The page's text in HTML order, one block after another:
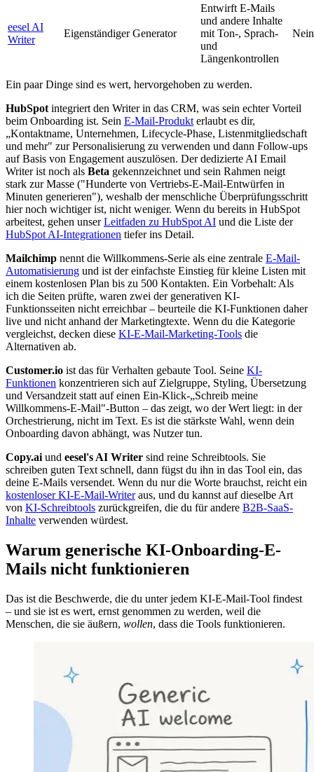
eesel AI
Writer
Eigenständiger Generator
Entwirft E-Mails
und andere Inhalte
mit Ton-, Sprach-
und
Längenkontrollen
Ein paar Dinge sind es wert, hervorgehoben zu werden.
HubSpot integriert den Writer in das CRM, was sein echter Vorteil
beim Onboarding ist. Sein E-Mail-Produkt erlaubt es dir,
„Kontaktname, Unternehmen, Lifecycle-Phase, Listenmitgliedschaft
und mehr" zur Personalisierung zu verwenden und dann Follow-ups
auf Basis von Engagement auszulösen. Der dedizierte AI Email
Writer ist noch als Beta gekennzeichnet und sein Rahmen neigt
stark zur Masse ("Hunderte von Vertriebs-E-Mail-Entwürfen in
Minuten generieren"), weshalb der menschliche Überprüfungsschritt
hier noch wichtiger ist, nicht weniger. Wenn du bereits in HubSpot
arbeitest, gehen unserLeitfaden zu HubSpot AI und die Liste der
HubSpot AI-Integrationen tiefer ins Detail.
Mailchimp nennt die Willkommens-Serie als eine zentrale E-Mail-
Automatisierung und ist der einfachste Einstieg für kleine Listen mit
einem kostenlosen Plan bis zu 500 Kontakten. Ein Vorbehalt: Als
ich die Seiten prüfte, waren zwei der generativen KI-
Funktionsseiten nicht erreichbar – beurteile die KI-Funktionen daher
live und nicht anhand der Marketingtexte. Wenn du die Kategorie
vergleichst, decken diese KI-E-Mail-Marketing-Tools die
Alternativen ab.
Customer.io ist das für Verhalten gebaute Tool. Seine KI-
Funktionen konzentrieren sich auf Zielgruppe, Styling, Übersetzung
und Versandzeit statt auf einen Ein-Klick-„Schreib meine
Willkommens-E-Mail"-Button – das zeigt, wo der Wert liegt: in der
Orchestrierung, nicht im Text. Es ist die stärkste Wahl, wenn dein
Onboarding davon abhängt, was Nutzer tun.
Copy.ai und eesel's AI Writer sind reine Schreibtools. Sie
schreiben guten Text schnell, dann fügst du ihn in das Tool ein, das
deine E-Mails versendet. Wenn du nur die Worte brauchst, reicht ein
kostenloser KI-E-Mail-Writeraus, und du kannst auf dieselbe Art
von KI-Schreibtools zurückgreifen, die du für andere B2B-SaaS-
Inhalte verwenden würdest.
Warum generische KI-Onboarding-E-
Mails nicht funktionieren
Das ist die Beschwerde, die du unter jedem KI-E-Mail-Tool findest
– und sie ist es wert, ernst genommen zu werden, weil die
Menschen, die sie äußern, wollen, dass die Tools funktionieren.